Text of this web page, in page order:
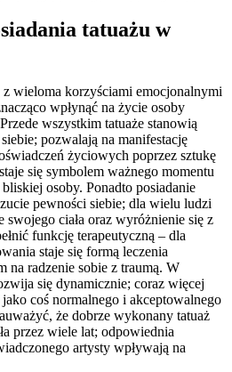
tatuażu w
z wieloma korzyściami emocjonalnymi
wpłynąć na życie osoby
wszystkim tatuaże stanowią
pozwalają na manifestację
życiowych poprzez sztukę
się symbolem ważnego momentu
osoby. Ponadto posiadanie
pewności siebie; dla wielu ludzi
swojego ciała oraz wyróżnienie się z
funkcję terapeutyczną – dla
staje się formą leczenia
na radzenie sobie z traumą. W
się dynamicznie; coraz więcej
coś normalnego i akceptowalnego
że dobrze wykonany tatuaż
przez wiele lat; odpowiednia
artysty wpływają na